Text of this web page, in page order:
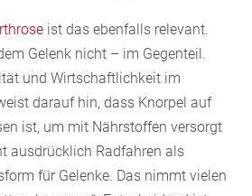
ist das ebenfalls relevant.
Gelenk nicht – im Gegenteil.
und Wirtschaftlichkeit im
darauf hin, dass Knorpel auf
ist, um mit Nährstoffen versorgt
ausdrücklich Radfahren als
für Gelenke. Das nimmt vielen